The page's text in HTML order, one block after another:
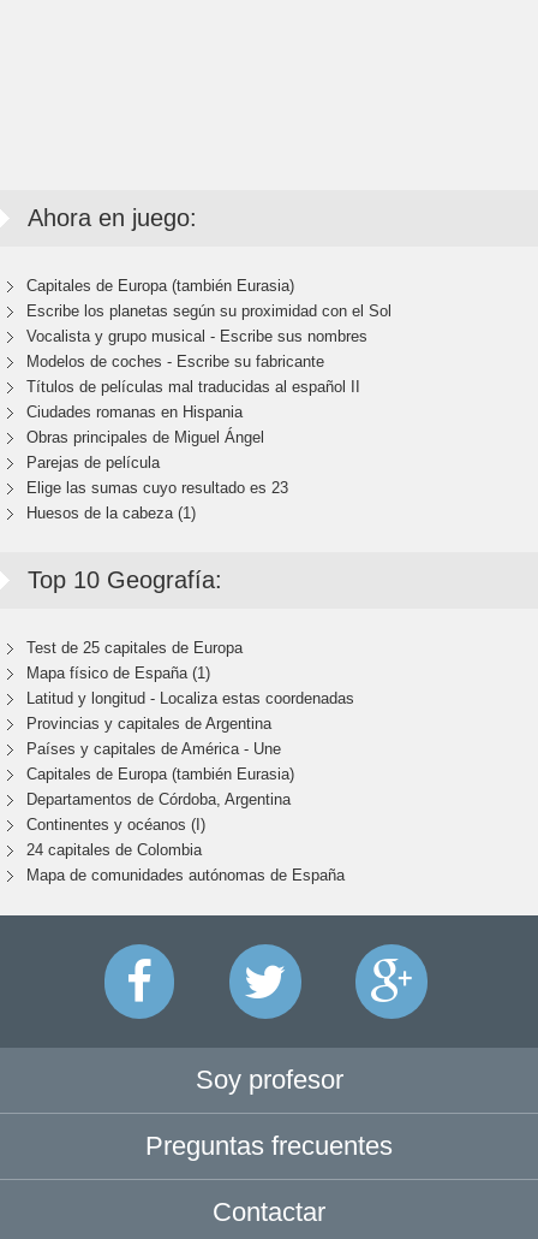
Ahora en juego:
Capitales de Europa (también Eurasia)
Escribe los planetas según su proximidad con el Sol
Vocalista y grupo musical - Escribe sus nombres
Modelos de coches - Escribe su fabricante
Títulos de películas mal traducidas al español II
Ciudades romanas en Hispania
Obras principales de Miguel Ángel
Parejas de película
Elige las sumas cuyo resultado es 23
Huesos de la cabeza (1)
Top 10 Geografía:
Test de 25 capitales de Europa
Mapa físico de España (1)
Latitud y longitud - Localiza estas coordenadas
Provincias y capitales de Argentina
Países y capitales de América - Une
Capitales de Europa (también Eurasia)
Departamentos de Córdoba, Argentina
Continentes y océanos (I)
24 capitales de Colombia
Mapa de comunidades autónomas de España
Soy profesor
Preguntas frecuentes
Contactar